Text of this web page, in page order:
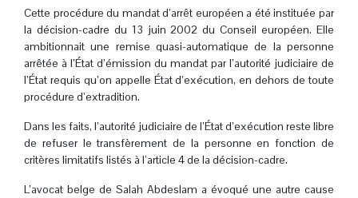
Cette procédure du mandat d’arrêt européen a été instituée par
la décision-cadre du 13 juin 2002 du Conseil européen. Elle
ambitionnait une remise quasi-automatique de la personne
arrêtée à l’État d’émission du mandat par l’autorité judiciaire de
l’État requis qu’on appelle État d’exécution, en dehors de toute
procédure d’extradition.
Dans les faits, l’autorité judiciaire de l’État d’exécution reste libre
de refuser le transfèrement de la personne en fonction de
critères limitatifs listés à l’article 4 de la décision-cadre.
L’avocat belge de Salah Abdeslam a évoqué une autre cause